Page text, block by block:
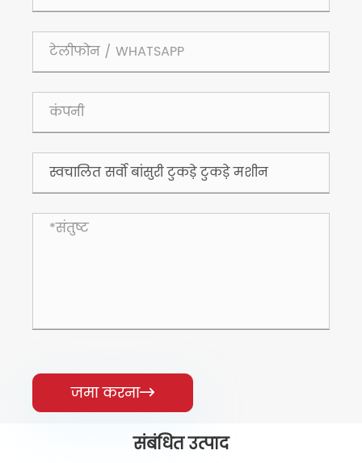
जमा करना
संबंधित उत्पाद